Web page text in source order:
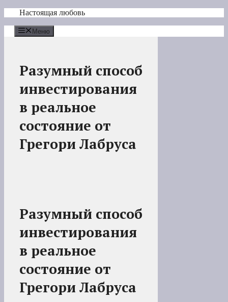
Перейти
содержимому
Настоящая любовь
Меню
Разумный способ
инвестирования
в реальное
состояние от
Грегори Лабруса
Разумный способ
инвестирования
в реальное
состояние от
Грегори Лабруса